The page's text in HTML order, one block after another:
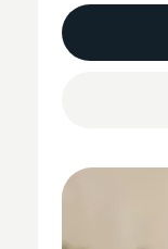
Вскрытие